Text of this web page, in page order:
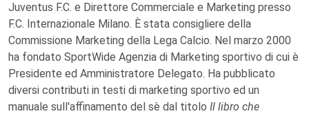
Juventus F.C. e Direttore Commerciale e Marketing presso
F.C. Internazionale Milano. È stata consigliere della
Commissione Marketing della Lega Calcio. Nel marzo 2000
ha fondato SportWide Agenzia di Marketing sportivo di cui è
Presidente ed Amministratore Delegato. Ha pubblicato
diversi contributi in testi di marketing sportivo ed un
manuale sull'affinamento del sè dal titolo Il libro che